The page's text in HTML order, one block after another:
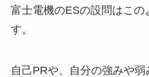
富士電機のESの設問はこの
す。
自己PRや、自分の強みや